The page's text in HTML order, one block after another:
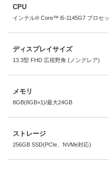
CPU
インテル® Core™ i5-1145G7 プロセ
ディスプレイサイズ
13.3型 FHD 広視野角 (ノングレア)
メモリ
8GB(8GB×1)/最大24GB
ストレージ
256GB SSD(PCIe、NVMe対応)